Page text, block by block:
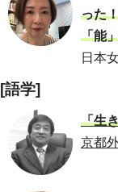
った
「能
日本
[語学]
「生
京都